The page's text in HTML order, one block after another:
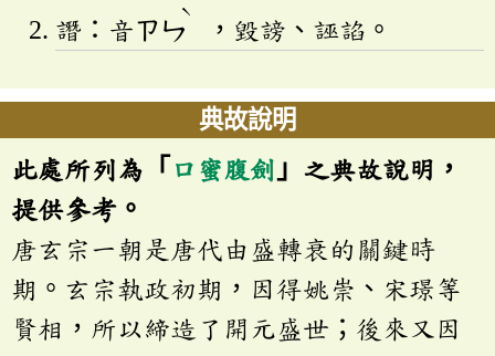
譖：音ㄗㄣ
ˋ
，毀謗、誣諂。
典故說明
此處所列為「 口蜜腹劍 」之典故說明，
提供參考。
唐玄宗一朝是唐代由盛轉衰的關鍵時
期。玄宗執政初期，因得姚崇、宋璟等
賢相，所以締造了開元盛世；後來又因